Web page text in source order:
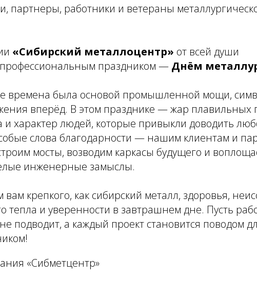
партнеры, работники и ветераны
«Сибирский металлоцентр» от всей души
профессиональным праздником — Днём
времена была основой промышленной мощи,
вперёд. В этом празднике — жар плавильных
и характер людей, которые привыкли доводить
слова благодарности — нашим клиентам и
мосты, возводим каркасы будущего и
инженерные замыслы.
крепкого, как сибирский металл, здоровья,
тепла и уверенности в завтрашнем дне. Пусть
подводит, а каждый проект становится поводом
«Сибметцентр»